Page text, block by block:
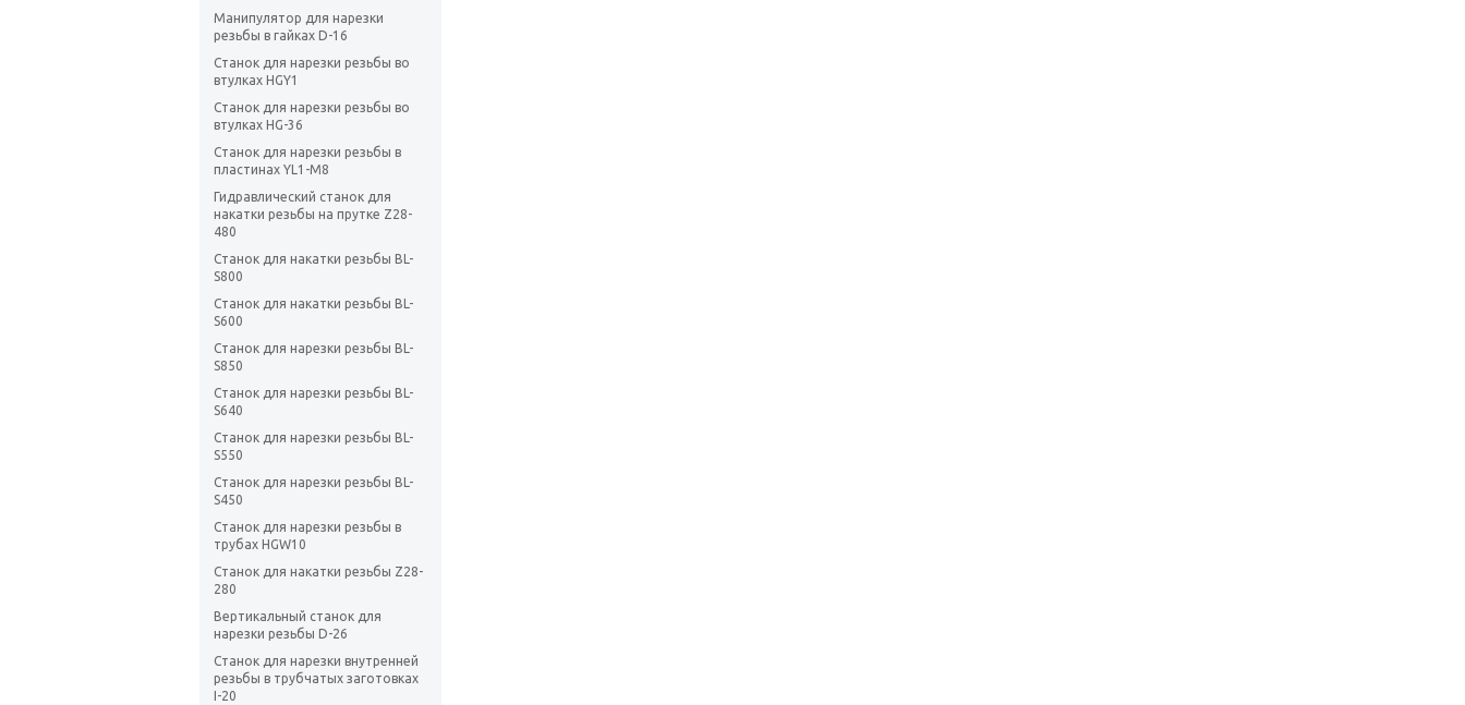
Манипулятор для нарезки
резьбы в гайках D-16
Станок для нарезки резьбы во
втулках HGY1
Станок для нарезки резьбы во
втулках HG-36
Станок для нарезки резьбы в
пластинах YL1-M8
Гидравлический станок для
накатки резьбы на прутке Z28-
480
Станок для накатки резьбы BL-
S800
Станок для накатки резьбы BL-
S600
Станок для нарезки резьбы BL-
S850
Станок для нарезки резьбы BL-
S640
Станок для нарезки резьбы BL-
S550
Станок для нарезки резьбы BL-
S450
Станок для нарезки резьбы в
трубах HGW10
Станок для накатки резьбы Z28-
280
Вертикальный станок для
нарезки резьбы D-26
Станок для нарезки внутренней
резьбы в трубчатых заготовках
I-20